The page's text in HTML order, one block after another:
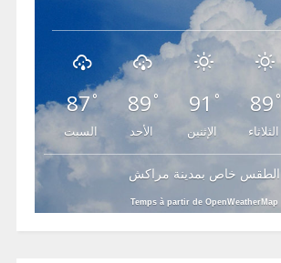
87°
السبت
89 °
الأحد
91 °
الإثنين
89 °
الثلاثاء
الطقس خاص بمدينة مراكش
Temps à partir de OpenWeatherMap